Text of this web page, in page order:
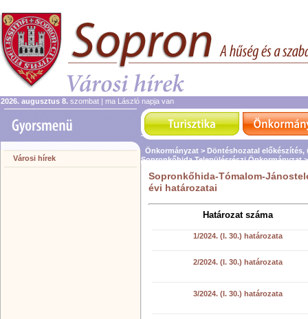
2026. augusztus 8. szombat | ma László napja van
Városi hírek
Önkormányzat > Döntéshozatal előkészítés,
Sopronkőhida Településrészi Önkormányzat
Sopronkőhida-Tómalom-
évi határozatai
Határozat száma
1/2024. (I. 30.) határozata
2/2024. (I. 30.) határozata
3/2024. (I. 30.) határozata